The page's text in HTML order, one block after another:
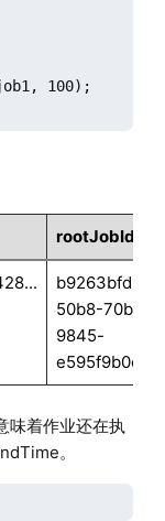
100);
rootJobId
b9263bfd-
50b8-70b3-
9845-
味着作业还在执
。